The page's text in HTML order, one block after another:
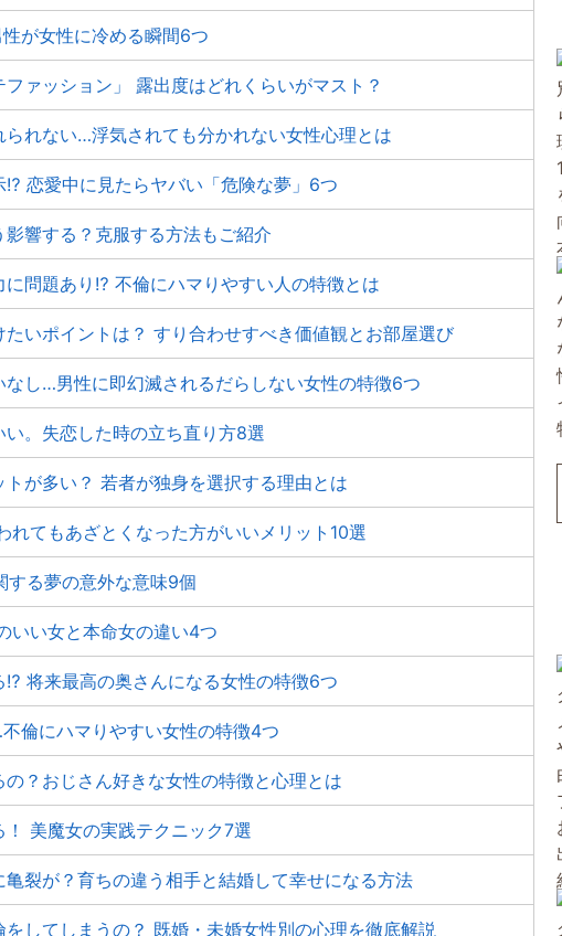
が女性に冷める瞬間6つ
ァッション」 露出度はどれくらいがマスト？
られない…浮気されても分かれない女性心理とは
⁉ 恋愛中に見たらヤバい「危険な夢」6つ
響する？克服する方法もご紹介
に問題あり⁉ 不倫にハマりやすい人の特徴とは
いポイントは？ すり合わせすべき価値観とお部屋選び
し…男性に即幻滅されるだらしない女性の特徴6つ
。失恋した時の立ち直り方8選
が多い？ 若者が独身を選択する理由とは
てもあざとくなった方がいいメリット10選
る夢の意外な意味9個
いい女と本命女の違い4つ
⁉ 将来最高の奥さんになる女性の特徴6つ
倫にハマりやすい女性の特徴4つ
？おじさん好きな女性の特徴と心理とは
美魔女の実践テクニック7選
裂が？育ちの違う相手と結婚して幸せになる方法
してしまうの？ 既婚・未婚女性別の心理を徹底解説